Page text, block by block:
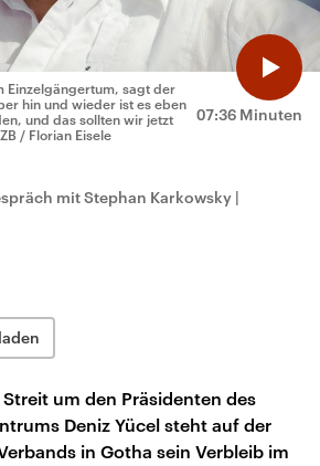
07:36 Minuten
Einzelgängertum, sagt der
hin und wieder ist es eben
und das sollten wir jetzt
/ Florian Eisele
mit Stephan Karkowsky |
um den Präsidenten des
Deniz Yücel steht auf der
in Gotha sein Verbleib im